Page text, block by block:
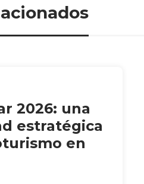
2026: una
estratégica
en